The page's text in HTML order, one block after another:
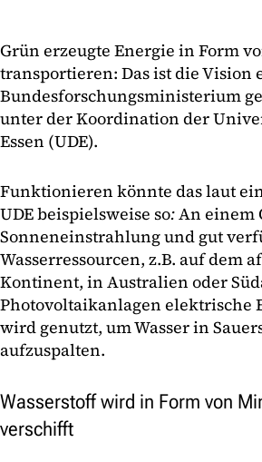
Grün erzeugte Energie in Form
transportieren: Das ist die Vision
Bundesforschungsministerium
unter der Koordination der
Essen (UDE).
Funktionieren könnte das laut
UDE beispielsweise so:An einem
Sonneneinstrahlung und gut
Wasserressourcen, z.B. auf dem
Kontinent, in Australien oder
Photovoltaikanlagen elektrische
wird genutzt, um Wasser in
aufzuspalten.
Wasserstoff wird in Form von
verschifft